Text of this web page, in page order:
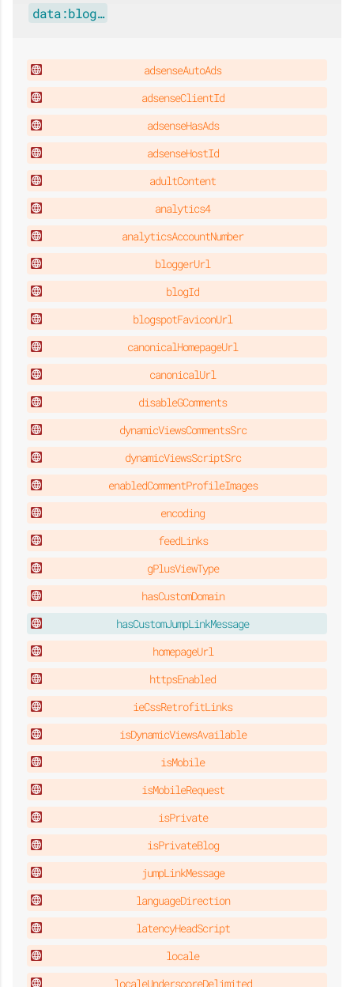
data:blog…
adsenseAutoAds
adsenseClientId
adsenseHasAds
adsenseHostId
adultContent
analytics4
analyticsAccountNumber
bloggerUrl
blogId
blogspotFaviconUrl
canonicalHomepageUrl
canonicalUrl
disableGComments
dynamicViewsCommentsSrc
dynamicViewsScriptSrc
enabledCommentProfileImages
encoding
feedLinks
gPlusViewType
hasCustomDomain
hasCustomJumpLinkMessage
homepageUrl
httpsEnabled
ieCssRetrofitLinks
isDynamicViewsAvailable
isMobile
isMobileRequest
isPrivate
isPrivateBlog
jumpLinkMessage
languageDirection
latencyHeadScript
locale
localeUnderscoreDelimited